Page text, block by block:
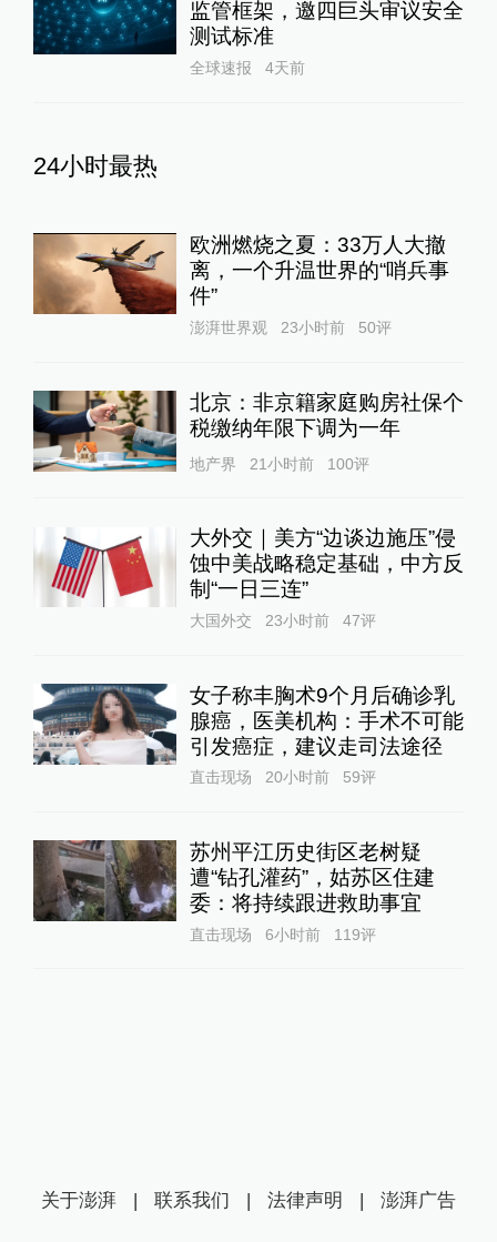
监管框架，邀四巨头审议安全
测试标准
全球速报 4天前
24小时最热
欧洲燃烧之夏：33万人大撤
离，一个升温世界的“哨兵事
件”
澎湃世界观 23小时前 50评
北京：非京籍家庭购房社保个
税缴纳年限下调为一年
地产界 21小时前 100评
大外交｜美方“边谈边施压”侵
蚀中美战略稳定基础，中方反
制“一日三连”
大国外交 23小时前 47评
女子称丰胸术9个月后确诊乳
腺癌，医美机构：手术不可能
引发癌症，建议走司法途径
直击现场 20小时前 59评
苏州平江历史街区老树疑
遭“钻孔灌药”，姑苏区住建
委：将持续跟进救助事宜
直击现场 6小时前 119评
关于澎湃 | 联系我们 | 法律声明 | 澎湃广告